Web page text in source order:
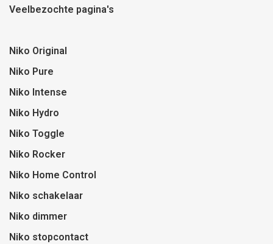
Veelbezochte pagina's
Niko Original
Niko Pure
Niko Intense
Niko Hydro
Niko Toggle
Niko Rocker
Niko Home Control
Niko schakelaar
Niko dimmer
Niko stopcontact